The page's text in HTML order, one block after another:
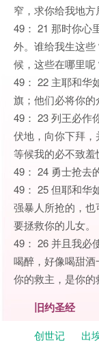
窄，求你给我地方
49： 21 那时你心
外。谁给我生这
候，这些在哪里呢
49： 22 主耶和华
旗；他们必将你的
49： 23 列王必作
伏地，向你下拜，
等候我的必不致羞
49： 24 勇士抢去
49： 25 但耶和华
强暴人所抢的，
要拯救你的儿女。
49： 26 并且我必
喝醉，好像喝甜
你的救主，是你的
旧约圣经
创世记 出